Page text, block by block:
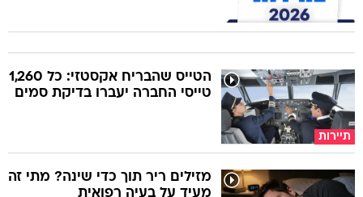
תיירות
הטייס שהבריח אקסטזי: כל 1,260
טייסי החברה יעברו בדיקת סמים
מזילים ריר תוך כדי שינה? מתי זה
מעיד על בעיה רפואית